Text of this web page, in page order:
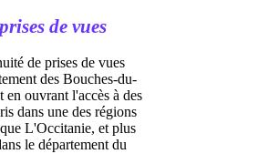
de vues
de prises de vues
des Bouches-du-
en ouvrant l'accès à des
dans une des régions
L'Occitanie, et plus
le département du